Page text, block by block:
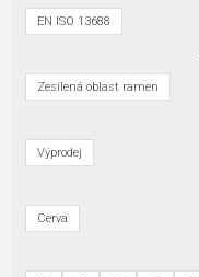
EN ISO 13688
Zesílená oblast ramen
Výprodej
Cerva